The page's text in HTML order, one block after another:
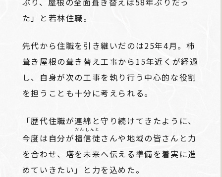
た」と若林住職。
先代から住職を引き継いだのは25年4月。杮
葺き屋根の葺き替え工事から15年近くが経過
し、自身が次の工事を執り行う中心的な役割
を担うことも十分に考えられる。
「歴代住職が連綿と守り続けてきたように、
今度は自分が檀信徒
だんしんと
さんや地域の皆さんと力
を合わせ、塔を未来へ伝える準備を着実に進
めていきたい」と力を込めた。